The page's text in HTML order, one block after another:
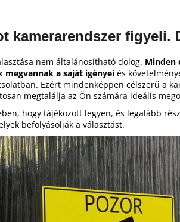
kamerarendszer figyeli.
nem általánosítható dolog. Minden
megvannak a saját igényei és
Ezért mindenképpen célszerű a
megtalálja az Ön számára ideális
hogy tájékozott legyen, és legalább
befolyásolják a választást.